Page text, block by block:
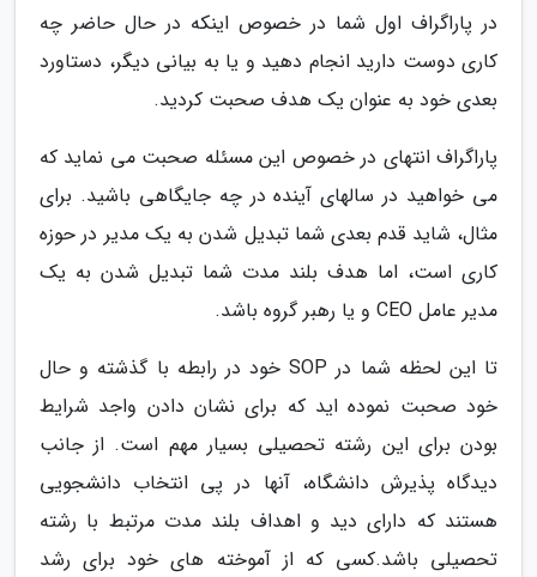
در پاراگراف اول شما در خصوص اینکه در حال حاضر چه
کاری دوست دارید انجام دهید و یا به بیانی دیگر، دستاورد
بعدی خود به عنوان یک هدف صحبت کردید.
پاراگراف انتهای در خصوص این مسئله صحبت می نماید که
می خواهید در سالهای آینده در چه جایگاهی باشید. برای
مثال، شاید قدم بعدی شما تبدیل شدن به یک مدیر در حوزه
کاری است، اما هدف بلند مدت شما تبدیل شدن به یک
مدیر عامل CEO و یا رهبر گروه باشد.
تا این لحظه شما در SOP خود در رابطه با گذشته و حال
خود صحبت نموده اید که برای نشان دادن واجد شرایط
بودن برای این رشته تحصیلی بسیار مهم است. از جانب
دیدگاه پذیرش دانشگاه، آنها در پی انتخاب دانشجویی
هستند که دارای دید و اهداف بلند مدت مرتبط با رشته
تحصیلی باشد.کسی که از آموخته های خود برای رشد